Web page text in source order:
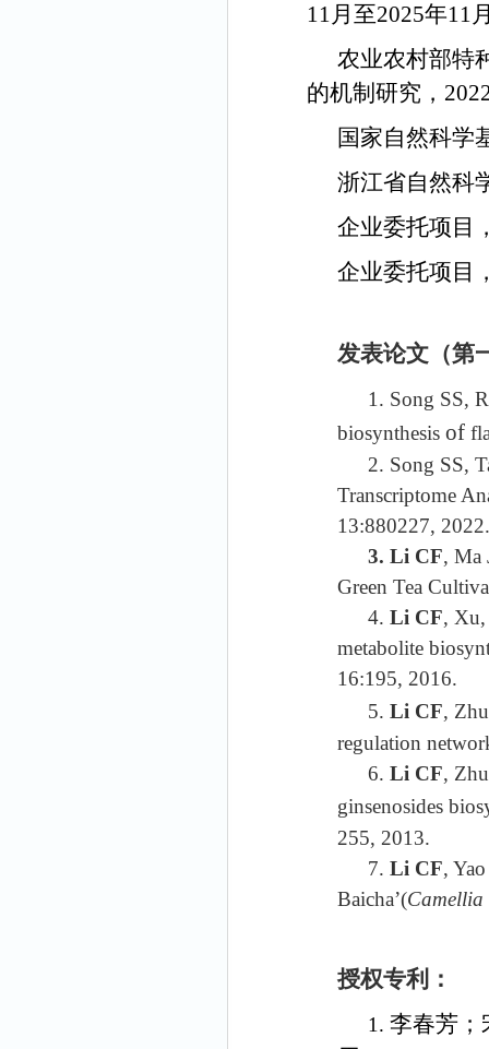
11月至2025年11
农业农村部特
的机制研究，
国家自然科学
浙江省自然科
企业委托项目
企业委托项目
发表论文 （
1. Song SS, R
biosynthesis of
2. Song SS,
Transcriptome
13:880227, 2022.
3. Li CF, Ma
Green Tea
4. Li CF,
metabolite
16:195, 2016.
5. Li CF,
regulation
6. Li CF,
ginsenosides
255, 2013.
7. Li CF,
Baicha’(Camellia
授权专利：
1. 李春芳；